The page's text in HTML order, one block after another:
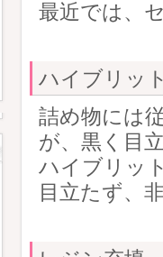
最近では、
ハイブリッ
詰め物には
が、黒く目
ハイブリッ
目立たず、